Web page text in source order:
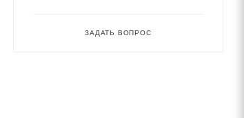
ЗАДАТЬ ВОПРОС